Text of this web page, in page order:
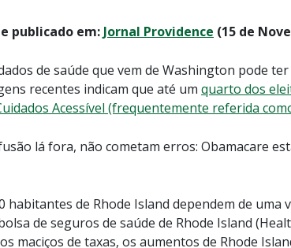
publicado em: Jornal Providence (15 de
de saúde que vem de Washington pode
recentes indicam que até um quarto dos
Acessível (frequentemente referida
lá fora, não cometam erros: Obamacare
habitantes de Rhode Island dependem de uma
de seguros de saúde de Rhode Island
maciços de taxas, os aumentos de Rhode